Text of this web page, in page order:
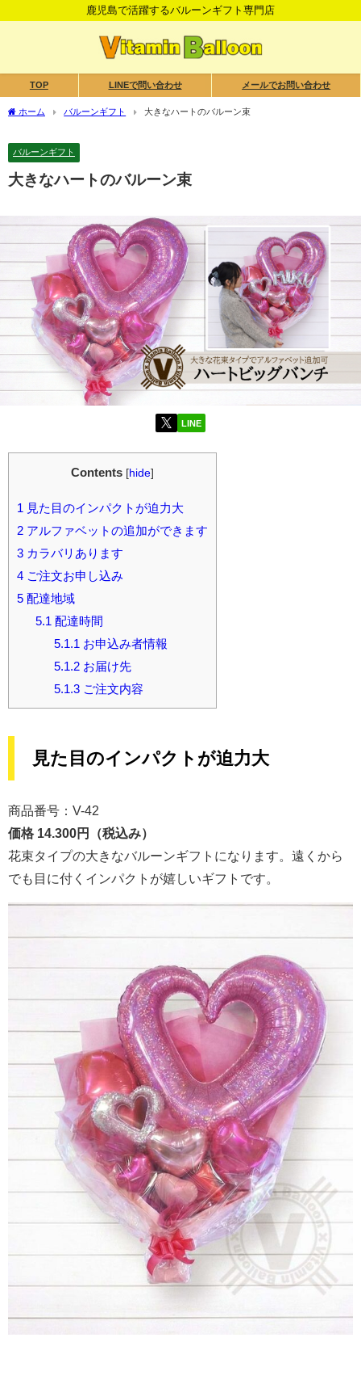
鹿児島で活躍するバルーンギフト専門店
TOP LINEで問い合わせ メールでお問い合わせ
ホーム バルーンギフト 大きなハートのバルーン束
バルーンギフト
大きなハートのバルーン束
LINE
Contents [hide]
1 見た目のインパクトが迫力大
2 アルファベットの追加ができます
3 カラバリあります
4 ご注文お申し込み
5 配達地域
5.1 配達時間
5.1.1 お申込み者情報
5.1.2お届け先
5.1.3ご注文内容
見た目のインパクトが迫力大
商品番号：V-42
価格 14.300円（税込み）
花束タイプの大きなバルーンギフトになります。遠くから
でも目に付くインパクトが嬉しいギフトです。